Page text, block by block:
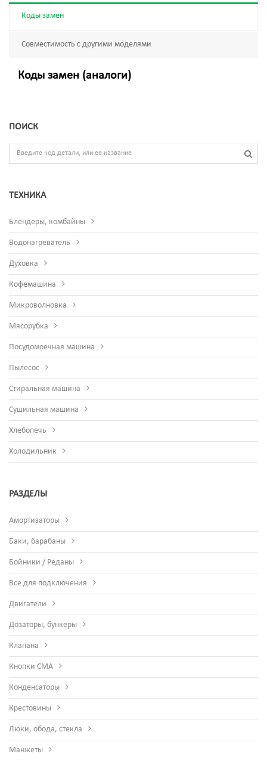
Коды замен
Совместимость с другими моделями
Коды замен (аналоги)
ПОИСК
ТЕХНИКА
Блендеры, комбайны
Водонагреватель
Духовка
Кофемашина
Микроволновка
Мясорубка
Посудомоечная машина
Пылесос
Стиральная машина
Сушильная машина
Хлебопечь
Холодильник
РАЗДЕЛЫ
Амортизаторы
Баки, барабаны
Бойники / Реданы
Все для подключения
Двигатели
Дозаторы, бункеры
Клапана
Кнопки СМА
Конденсаторы
Крестовины
Люки, обода, стекла
Манжеты